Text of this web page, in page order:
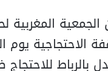
الجمعية المغربية
بالرباط